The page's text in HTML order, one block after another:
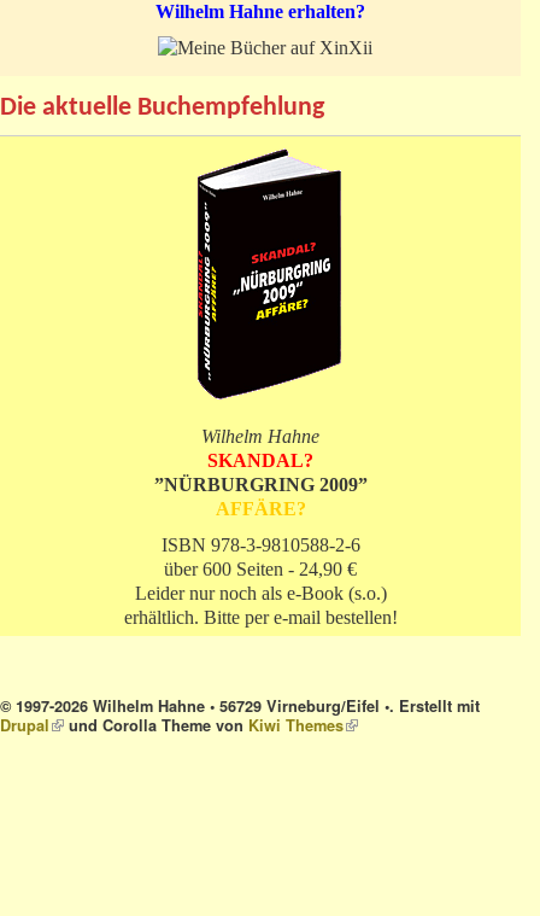
Wilhelm Hahne erhalten?
Die aktuelle Buchempfehlung
Wilhelm Hahne
SKANDAL?
”NÜRBURGRING 2009”
AFFÄRE?
ISBN 978-3-9810588-2-6
über 600 Seiten - 24,90 €
Leider nur noch als e-Book (s.o.)
erhältlich. Bitte per e-mail bestellen!
© 1997-2026 Wilhelm Hahne • 56729 Virneburg/Eifel •. Erstellt mit
Drupal(link is external)
und Corolla Theme von Kiwi Themes(link is external)